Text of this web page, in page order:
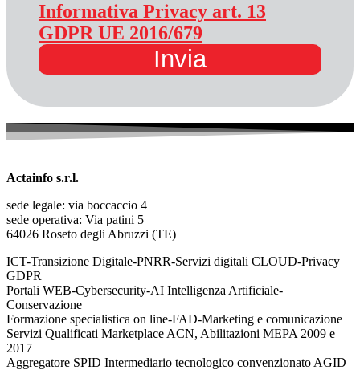
Informativa Privacy art. 13
GDPR UE 2016/679
Invia
Actainfo s.r.l.
sede legale: via boccaccio 4
sede operativa: Via patini 5
64026 Roseto degli Abruzzi (TE)
ICT-Transizione Digitale-PNRR-Servizi digitali CLOUD-Privacy
GDPR
Portali WEB-Cybersecurity-AI Intelligenza Artificiale-
Conservazione
Formazione specialistica on line-FAD-Marketing e comunicazione
Servizi Qualificati Marketplace ACN, Abilitazioni MEPA 2009 e
2017
Aggregatore SPID Intermediario tecnologico convenzionato AGID